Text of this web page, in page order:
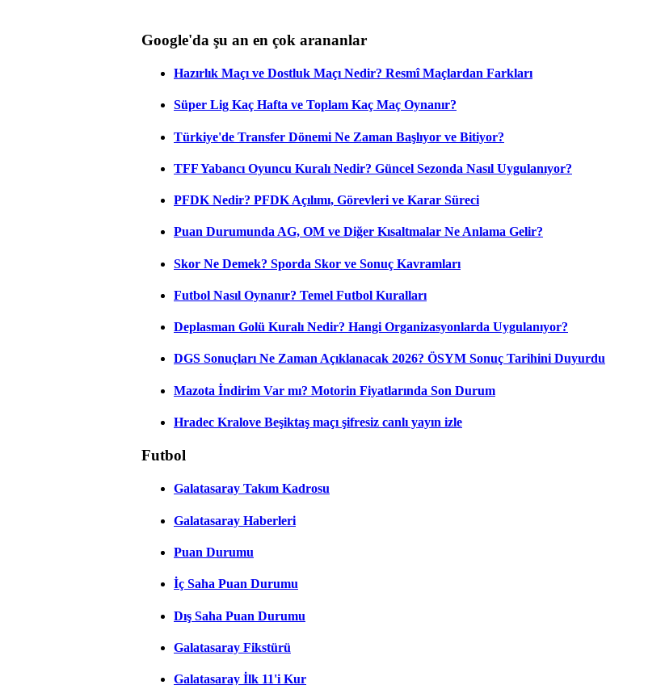
Google'da şu an en çok arananlar
Hazırlık Maçı ve Dostluk Maçı Nedir? Resmî Maçlardan Farkları
Süper Lig Kaç Hafta ve Toplam Kaç Maç Oynanır?
Türkiye'de Transfer Dönemi Ne Zaman Başlıyor ve Bitiyor?
TFF Yabancı Oyuncu Kuralı Nedir? Güncel Sezonda Nasıl Uygulanıyor?
PFDK Nedir? PFDK Açılımı, Görevleri ve Karar Süreci
Puan Durumunda AG, OM ve Diğer Kısaltmalar Ne Anlama Gelir?
Skor Ne Demek? Sporda Skor ve Sonuç Kavramları
Futbol Nasıl Oynanır? Temel Futbol Kuralları
Deplasman Golü Kuralı Nedir? Hangi Organizasyonlarda Uygulanıyor?
DGS Sonuçları Ne Zaman Açıklanacak 2026? ÖSYM Sonuç Tarihini Duyurdu
Mazota İndirim Var mı? Motorin Fiyatlarında Son Durum
Hradec Kralove Beşiktaş maçı şifresiz canlı yayın izle
Futbol
Galatasaray Takım Kadrosu
Galatasaray Haberleri
Puan Durumu
İç Saha Puan Durumu
Dış Saha Puan Durumu
Galatasaray Fikstürü
Galatasaray İlk 11'i Kur